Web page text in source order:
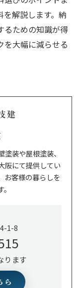
解説します。納
るための知識が得
を大幅に減らせる
装や屋根塗装、
阪にて提供してい
お客様の暮らしを
1-8
ります
ら